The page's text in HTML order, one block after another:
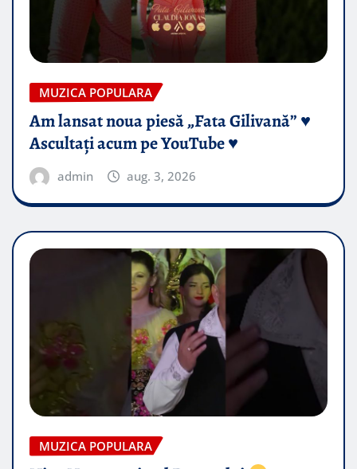
MUZICA POPULARA
Am lansat noua piesă „Fata Gilivană” ♥️
Ascultați acum pe YouTube ♥️
admin aug. 3, 2026
MUZICA POPULARA